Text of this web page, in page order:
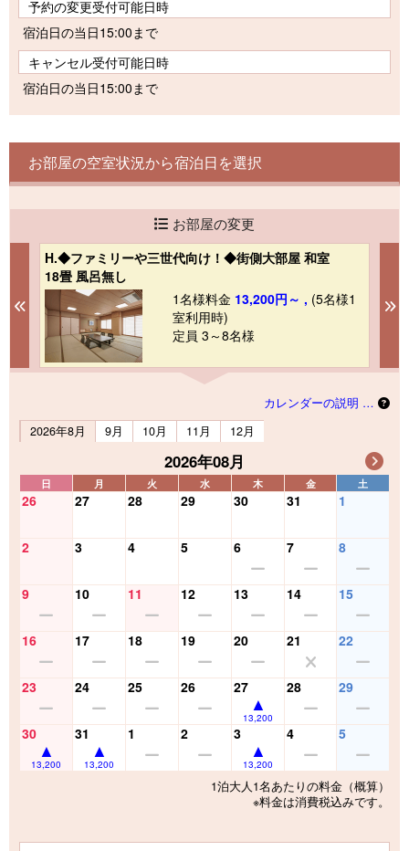
予約の変更受付可能日時
宿泊日の当日15:00まで
キャンセル受付可能日時
宿泊日の当日15:00まで
お部屋の空室状況から宿泊日を選択
お部屋の変更
Previous
H.◆ファミリーや三世代向け！◆街側大部屋 和室
18畳 風呂無し
1名様料金 13,200円～ , (5名様1
室利用時)
定員 3～8名様
カレンダーの説明 …
2026年8月
9月 10月 11月 12月
2026年08月
日 月 火 水 木 金 土
26 27 28 29 30 31 1
2 3 4 5 6 7 8
9 10 11 12 13 14 15
16 17 18 19 20 21 22
23 24 25 26 27
13,200
28 29
30
13,200
31
13,200
1 2 3
13,200
4 5
1泊大人1名あたりの料金（概算）
※料金は消費税込みです。